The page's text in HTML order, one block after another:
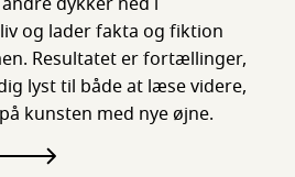
og lader fakta og fiktion
Resultatet er fortællinger,
lyst til både at læse videre,
kunsten med nye øjne.